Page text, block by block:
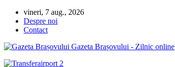
vineri, 7 aug., 2026
Despre noi
Contact
Gazeta Brașovului - Zilnic online